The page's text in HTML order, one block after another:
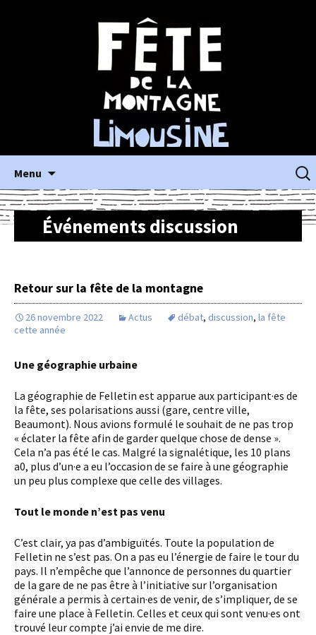
Menu
contenu
principal
Événements discussion
Retour sur la fête de la montagne
26 novembre 2022 Actus débat, discussion, la fête
cette année
Une géographie urbaine
La géographie de Felletin est apparue aux participant·es de
la fête, ses polarisations aussi (gare, centre ville,
Beaumont). Nous avions formulé le souhait de ne pas trop
« éclater la fête afin de garder quelque chose de dense ».
Cela n’a pas été le cas. Malgré la signalétique, les 10 plans
a0, plus d’un·e a eu l’occasion de se faire à une géographie
un peu plus complexe que celle des villages.
Tout le monde n’est pas venu
C’est clair, ya pas d’ambiguïtés. Toute la population de
Felletin ne s’est pas. On a pas eu l’énergie de faire le tour du
pays. Il n’empêche que l’annonce de personnes du quartier
de la gare de ne pas être à l’initiative sur l’organisation
générale a permis à certain·es de venir, de s’impliquer, de se
faire une place à Felletin. Celles et ceux qui sont venu·es ont
trouvé leur compte j’ai envie de me dire.